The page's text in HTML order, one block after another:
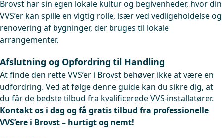
Brovst har sin egen lokale kultur og begivenheder, hvor din
VVS’er kan spille en vigtig rolle, især ved vedligeholdelse og
renovering af bygninger, der bruges til lokale
arrangementer.
Afslutning og Opfordring til Handling
At finde den rette VVS’er i Brovst behøver ikke at være en
udfordring. Ved at følge denne guide kan du sikre dig, at
du får de bedste tilbud fra kvalificerede VVS-installatører.
Kontakt os i dag og få gratis tilbud fra professionelle
VVS’ere i Brovst – hurtigt og nemt!